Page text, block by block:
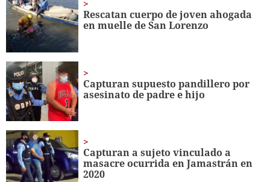
seconds
Rescatan cuerpo de joven ahogada
en muelle de San Lorenzo
Capturan supuesto pandillero por
asesinato de padre e hijo
Capturan a sujeto vinculado a
masacre ocurrida en Jamastrán en
2020